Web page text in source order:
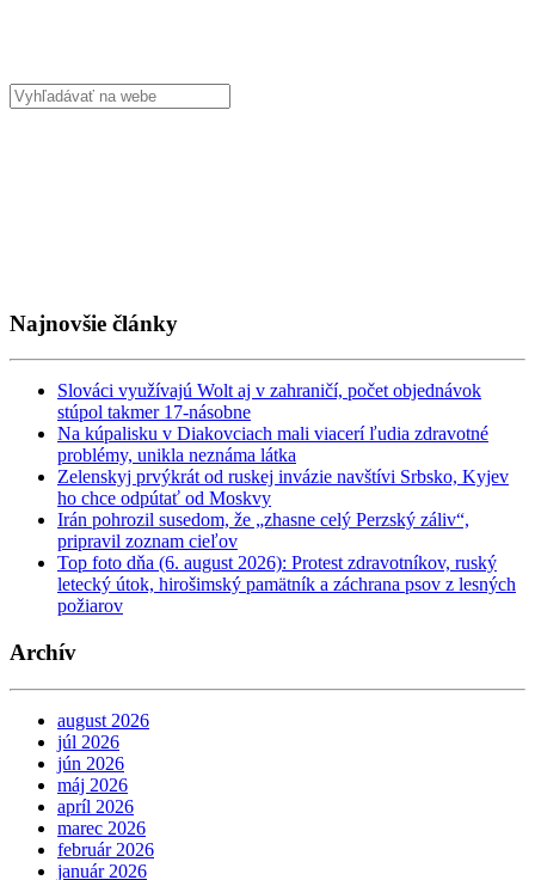
Najnovšie články
Slováci využívajú Wolt aj v zahraničí, počet objednávok
stúpol takmer 17-násobne
Na kúpalisku v Diakovciach mali viacerí ľudia zdravotné
problémy, unikla neznáma látka
Zelenskyj prvýkrát od ruskej invázie navštívi Srbsko, Kyjev
ho chce odpútať od Moskvy
Irán pohrozil susedom, že „zhasne celý Perzský záliv“,
pripravil zoznam cieľov
Top foto dňa (6. august 2026): Protest zdravotníkov, ruský
letecký útok, hirošimský pamätník a záchrana psov z lesných
požiarov
Archív
august 2026
júl 2026
jún 2026
máj 2026
apríl 2026
marec 2026
február 2026
január 2026